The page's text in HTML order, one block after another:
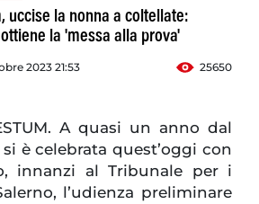
uccise la nonna a coltellate:
la 'messa alla prova'
2023 21:53 25650
A quasi un anno dal
è celebrata quest’oggi con
innanzi al Tribunale per i
l’udienza preliminare